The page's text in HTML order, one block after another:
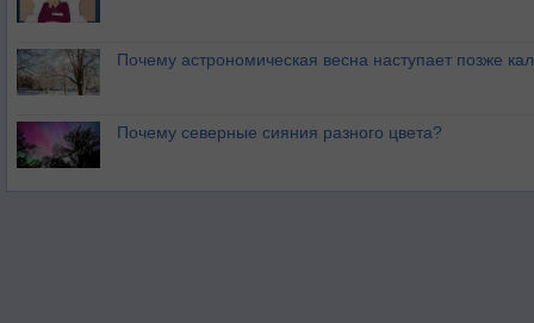
Почему астрономическая весна наступает позже
Почему северные сияния разного цвета?